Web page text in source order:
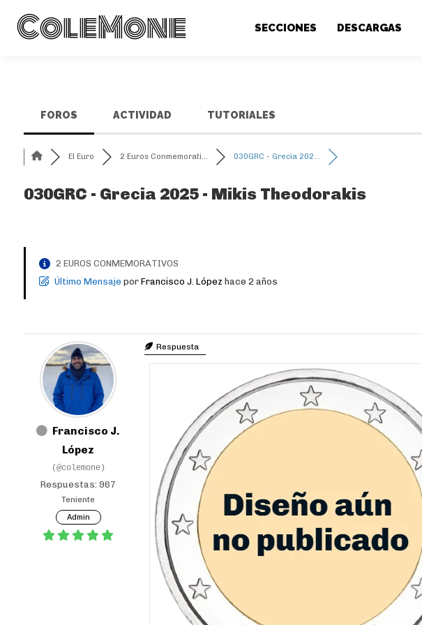
ColeMone SECCIONES DESCARGAS
FOROS ACTIVIDAD TUTORIALES
El Euro 2 Euros Conmemorati... 030GRC - Grecia 202...
030GRC - Grecia 2025 - Mikis Theodorakis
2 EUROS CONMEMORATIVOS
Último Mensaje por Francisco J. López hace 2 años
Francisco J.
López
(@colemone)
Respuestas: 967
Teniente
Admin
Respuesta